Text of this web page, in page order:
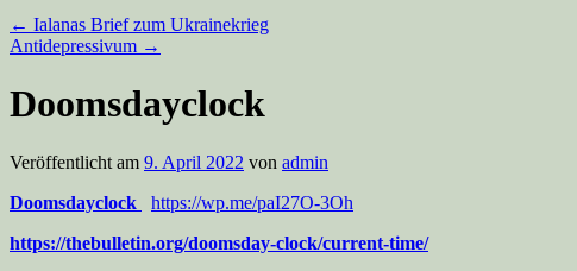
← Ialanas Brief zum Ukrainekrieg
Antidepressivum →
Doomsdayclock
Veröffentlicht am 9. April 2022 von admin
Doomsdayclock
https://wp.me/paI27O-3Oh
https://thebulletin.org/doomsday-clock/current-time/